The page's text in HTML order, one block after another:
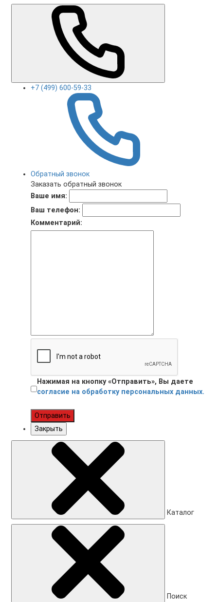
+7 (499) 600-59-33
Обратный звонок
Заказать обратный звонок
Ваше имя:
Ваш телефон:
Комментарий:
Нажимая на кнопку «Отправить», Вы даете
согласие на обработку персональных данных.
Отправить
Закрыть
Каталог
Поиск